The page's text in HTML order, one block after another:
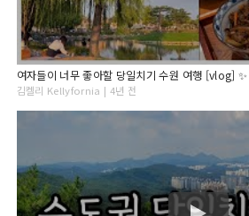
여자들이 너무 좋아할 당일치기 수원 여행 [vlog] ✨
김켈리 Kellyfornia | 4년 전